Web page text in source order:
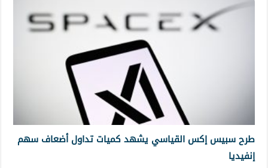
طرح سبيس إكس القياسي يشهد كميات تداول أضعاف سهم
إنفيديا